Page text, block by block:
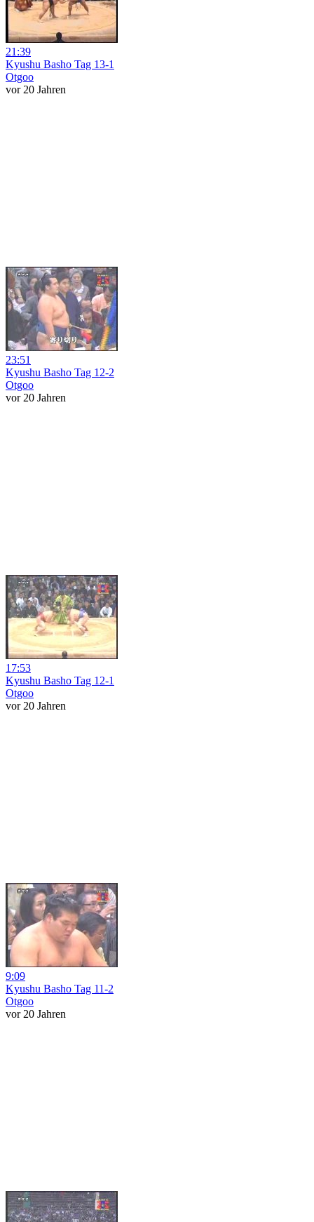
21:39
Kyushu Basho Tag 13-1
Otgoo
vor 20 Jahren
23:51
Kyushu Basho Tag 12-2
Otgoo
vor 20 Jahren
17:53
Kyushu Basho Tag 12-1
Otgoo
vor 20 Jahren
9:09
Kyushu Basho Tag 11-2
Otgoo
vor 20 Jahren